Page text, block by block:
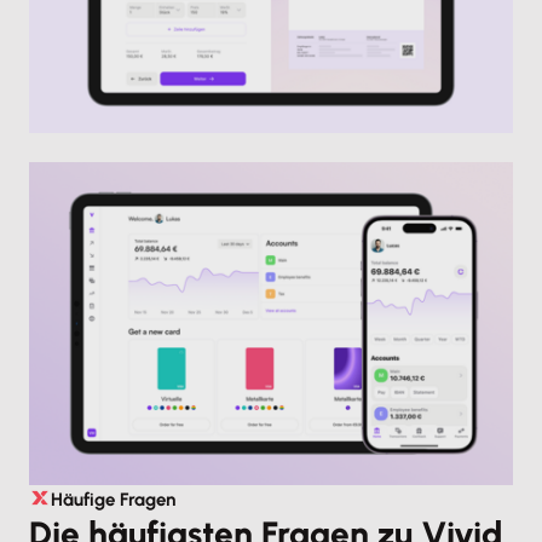
Häufige Fragen
Die häufigsten Fragen zu Vivid